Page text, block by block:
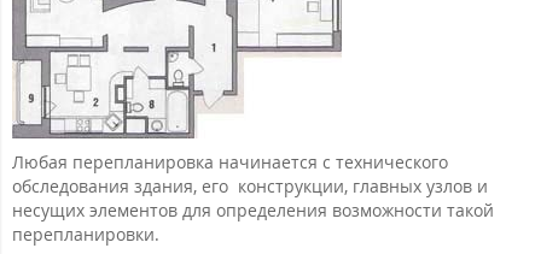
Любая перепланировка начинается с технического
обследования здания, его конструкции, главных узлов и
несущих элементов для определения возможности такой
перепланировки.